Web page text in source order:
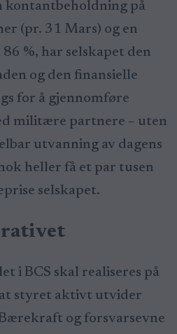
kontantbeholdning på
(pr. 31 Mars) og en
%, har selskapet den
og den finansielle
for å gjennomføre
militære partnere – uten
utvanning av dagens
heller få et par tusen
selskapet.
i BCS skal realiseres på
styret aktivt utvider
og forsvarsevne